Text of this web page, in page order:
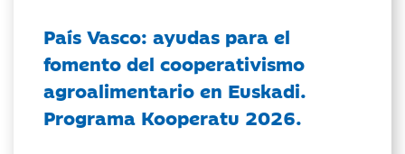
País Vasco: ayudas para el
fomento del cooperativismo
agroalimentario en Euskadi.
Programa Kooperatu 2026.